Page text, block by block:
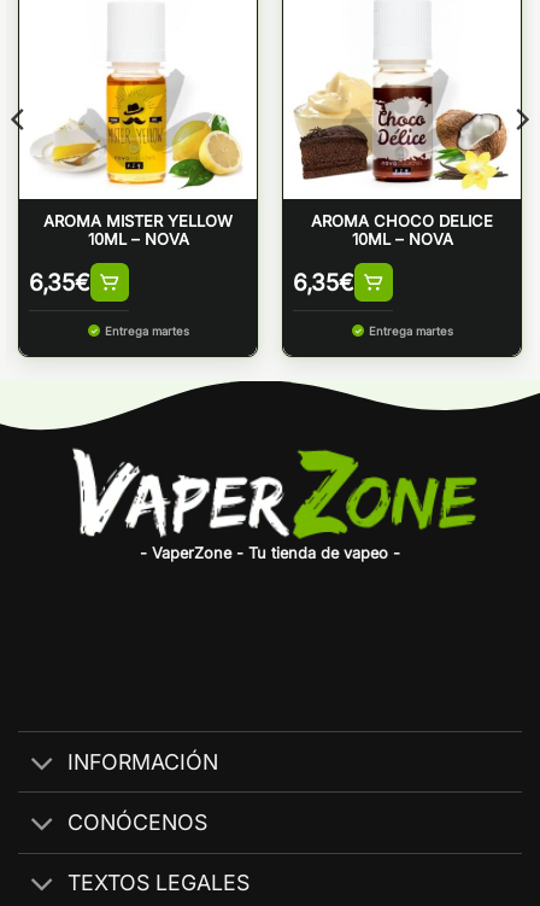
AROMA MISTER YELLOW
10ML – NOVA
6,35€
Entrega martes
AROMA CHOCO DELICE
10ML – NOVA
6,35€
Entrega martes
- VaperZone - Tu tienda de vapeo -
INFORMACIÓN
CONÓCENOS
TEXTOS LEGALES